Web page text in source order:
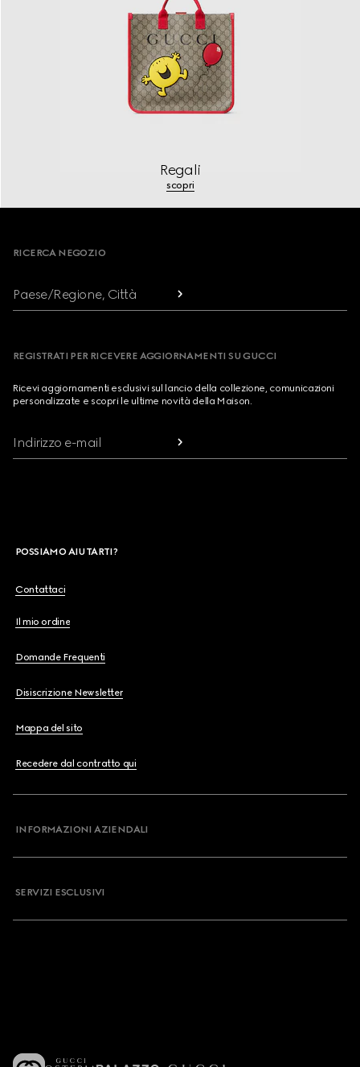
Regali
scopri
Footer
RICERCA NEGOZIO
Paese/Regione, Città
REGISTRATI PER RICEVERE AGGIORNAMENTI SU GUCCI
Ricevi aggiornamenti esclusivi sul lancio della collezione, comunicazioni
personalizzate e scopri le ultime novità della Maison.
Indirizzo e-mail
POSSIAMO AIUTARTI?
Contattaci
Il mio ordine
Domande Frequenti
Disiscrizione Newsletter
Mappa del sito
Recedere dal contratto qui
INFORMAZIONI AZIENDALI
SERVIZI ESCLUSIVI